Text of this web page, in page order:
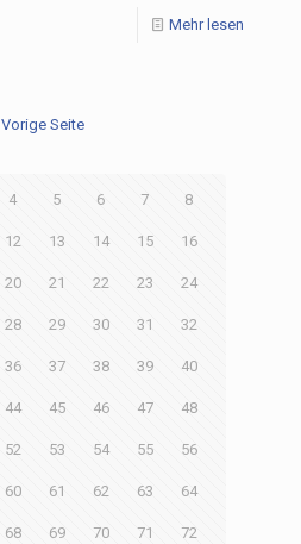
Mehr lesen
Vorige Seite
4 5 6 7 8
12 13 14 15 16
20 21 22 23 24
28 29 30 31 32
36 37 38 39 40
44 45 46 47 48
52 53 54 55 56
60 61 62 63 64
68 69 70 71 72